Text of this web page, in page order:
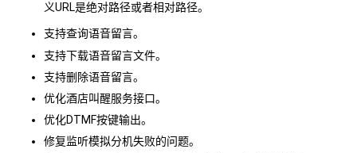
义URL是绝对路径或者相对路径。
支持查询语音留言。
支持下载语音留言文件。
支持删除语音留言。
优化酒店叫醒服务接口。
优化DTMF按键输出。
修复监听模拟分机失败的问题。